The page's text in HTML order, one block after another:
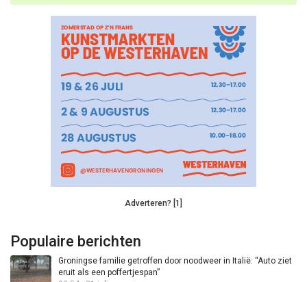
Adverteren? [1]
Populaire berichten
Groningse familie getroffen door noodweer in Italië: “Auto ziet
eruit als een poffertjespan”